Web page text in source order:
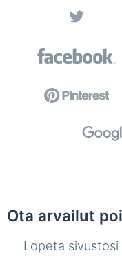
Ota arvailut
Lopeta